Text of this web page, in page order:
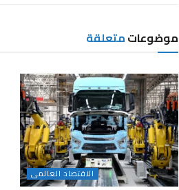
موضوعاتمتعلقة
الاقتصاد العالمى